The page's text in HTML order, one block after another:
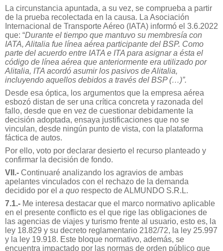
La circunstancia apuntada, a su vez, se comprueba a partir
de la prueba recolectada en la causa. La Asociación
Internacional de Transporte Aéreo (IATA) informó el 3.6.2022
que: “Durante el tiempo que mantuvo su membresía con
IATA, Alitalia fue línea aérea participante del BSP. Como
parte del acuerdo entre IATA e ITA para asignar a ésta el
código de línea aérea que anteriormente era utilizado por
Alitalia, ITA acordó asumir los pasivos de Alitalia,
incluyendo aquellos debidos a través del BSP (…)”.
Desde esa óptica, los argumentos que la empresa aérea
esbozó distan de ser una crítica concreta y razonada del
fallo, desde que en vez de cuestionar debidamente la
decisión adoptada, ensaya justificaciones que no se
vinculan, desde ningún punto de vista, con la plataforma
fáctica de autos.
Por ello, voto por declarar desierto el recurso planteado y
confirmar la decisión de fondo.
VII.- Continuaré analizando los agravios de ambas
apelantes vinculados con el rechazo de la demanda
decidido por el a quo respecto de ALMUNDO S.R.L.
7.1.- Me interesa destacar que el marco normativo aplicable
en el presente conflicto es el que rige las obligaciones de
las agencias de viajes y turismo frente al usuario, esto es, la
ley 18.829 y su decreto reglamentario 2182/72, la ley 25.997
y la ley 19.918. Este bloque normativo, además, se
encuentra impactado por las normas de orden público que